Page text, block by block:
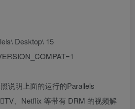
Desktop\ 15
说明上面的运行的Parallels
、Netflix 等带有 DRM 的视频解